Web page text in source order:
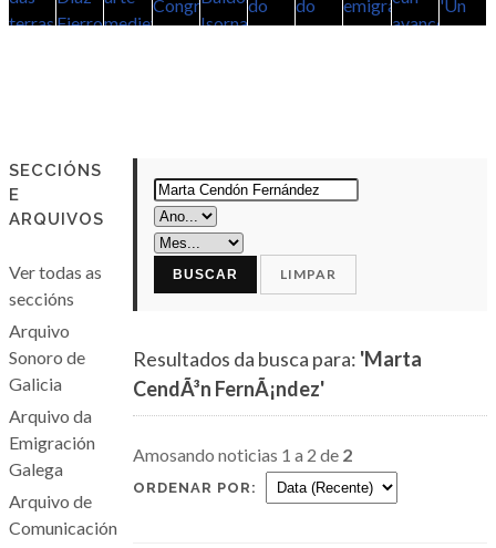
SECCIÓNS
E
ARQUIVOS
Ver todas as
seccións
Arquivo
Sonoro de
Galicia
Arquivo da
Emigración
Galega
Arquivo de
Comunicación
BUSCAR LIMPAR
Resultados da busca para: 'Marta
CendÃ³n FernÃ¡ndez'
Amosando noticias 1 a 2 de 2
ORDENAR POR: